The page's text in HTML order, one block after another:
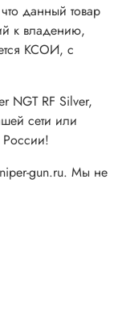
данный товар
к владению,
КСОИ, с
NGT RF Silver,
сети или
gun.ru. Мы не